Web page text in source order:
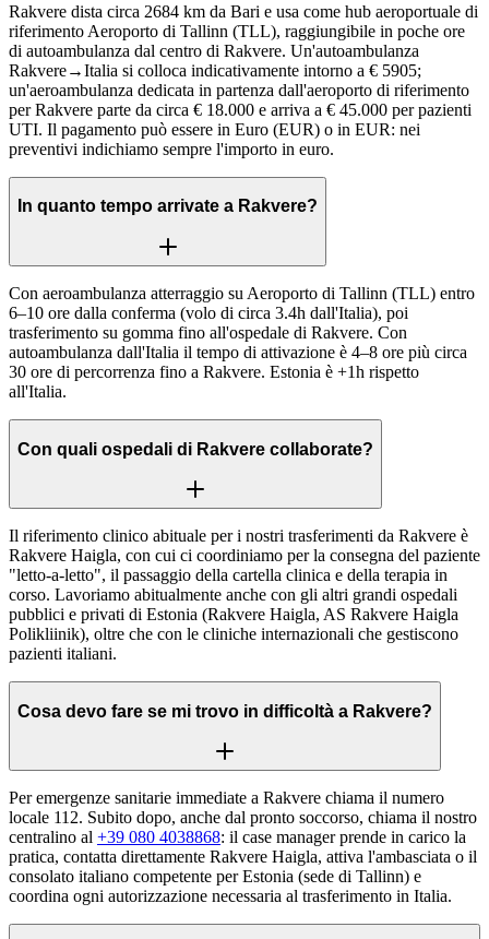
Rakvere dista circa 2684 km da Bari e usa come hub aeroportuale di
riferimento Aeroporto di Tallinn (TLL), raggiungibile in poche ore
di autoambulanza dal centro di Rakvere. Un'autoambulanza
Rakvere→Italia si colloca indicativamente intorno a € 5905;
un'aeroambulanza dedicata in partenza dall'aeroporto di riferimento
per Rakvere parte da circa € 18.000 e arriva a € 45.000 per pazienti
UTI. Il pagamento può essere in Euro (EUR) o in EUR: nei
preventivi indichiamo sempre l'importo in euro.
In quanto tempo arrivate a Rakvere?
Con aeroambulanza atterraggio su Aeroporto di Tallinn (TLL) entro
6–10 ore dalla conferma (volo di circa 3.4h dall'Italia), poi
trasferimento su gomma fino all'ospedale di Rakvere. Con
autoambulanza dall'Italia il tempo di attivazione è 4–8 ore più circa
30 ore di percorrenza fino a Rakvere. Estonia è +1h rispetto
all'Italia.
Con quali ospedali di Rakvere collaborate?
Il riferimento clinico abituale per i nostri trasferimenti da Rakvere è
Rakvere Haigla, con cui ci coordiniamo per la consegna del paziente
"letto-a-letto", il passaggio della cartella clinica e della terapia in
corso. Lavoriamo abitualmente anche con gli altri grandi ospedali
pubblici e privati di Estonia (Rakvere Haigla, AS Rakvere Haigla
Polikliinik), oltre che con le cliniche internazionali che gestiscono
pazienti italiani.
Cosa devo fare se mi trovo in difficoltà a Rakvere?
Per emergenze sanitarie immediate a Rakvere chiama il numero
locale 112. Subito dopo, anche dal pronto soccorso, chiama il nostro
centralino al +39 080 4038868: il case manager prende in carico la
pratica, contatta direttamente Rakvere Haigla, attiva l'ambasciata o il
consolato italiano competente per Estonia (sede di Tallinn) e
coordina ogni autorizzazione necessaria al trasferimento in Italia.